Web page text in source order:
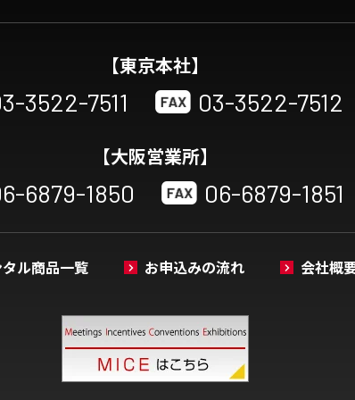
【東京本社】
3522-7511 03-3522-7512
【大阪営業所】
6879-1850 06-6879-1851
タル商品一覧 お申込みの流れ 会社概